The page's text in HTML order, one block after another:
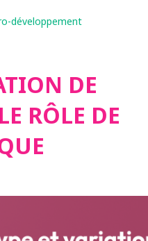
développement
DE
RÔLE DE